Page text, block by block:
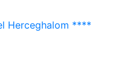
Herceghalom ****